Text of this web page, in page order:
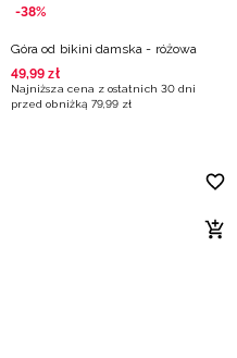
-38%
Góra od bikini damska - różowa
49,99 zł
Najniższa cena z ostatnich 30 dni
przed obniżką 79,99 zł